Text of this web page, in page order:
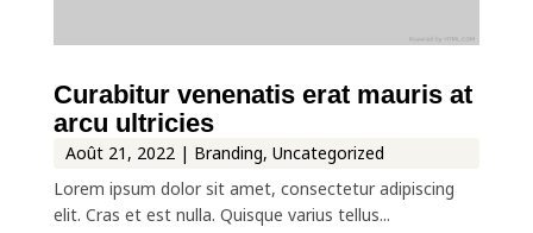
Curabitur venenatis erat mauris at
arcu ultricies
Août 21, 2022| Branding, Uncategorized
Lorem ipsum dolor sit amet, consectetur adipiscing
elit. Cras et est nulla. Quisque varius tellus...